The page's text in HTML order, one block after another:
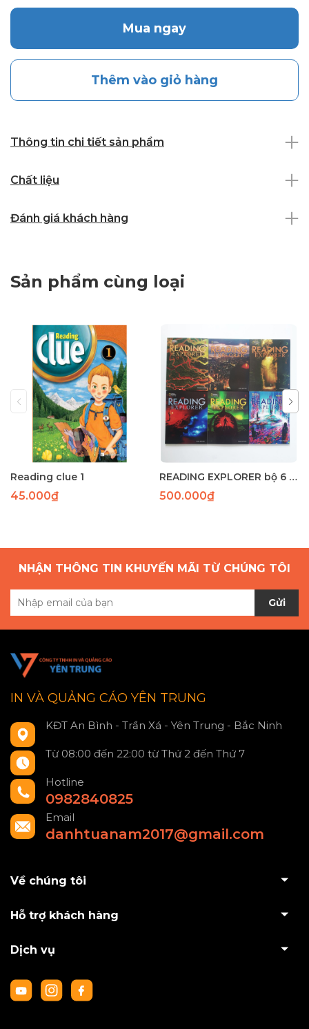
Mua ngay
Thêm vào giỏ hàng
Thông tin chi tiết sản phẩm
Chất liệu
Đánh giá khách hàng
Sản phẩm cùng loại
Reading clue 1
45.000₫
READING EXPLORER bộ 6 cuốn ( Sách nhập khẩu)
500.000₫
NHẬN THÔNG TIN KHUYẾN MÃI TỪ CHÚNG TÔI
Gửi
IN VÀ QUẢNG CÁO YÊN TRUNG
KĐT An Bình - Trần Xá - Yên Trung - Bắc Ninh
Từ 08:00 đến 22:00 từ Thứ 2 đến Thứ 7
Hotline
0982840825
Email
danhtuanam2017@gmail.com
Về chúng tôi
Hỗ trợ khách hàng
Dịch vụ